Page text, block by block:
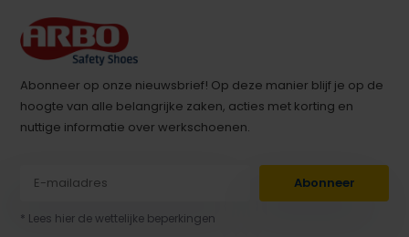
Abonneer op onze nieuwsbrief! Op deze manier blijf je op de
hoogte van alle belangrijke zaken, acties met korting en
nuttige informatie over werkschoenen.
Abonneer
* Lees hier de wettelijke beperkingen